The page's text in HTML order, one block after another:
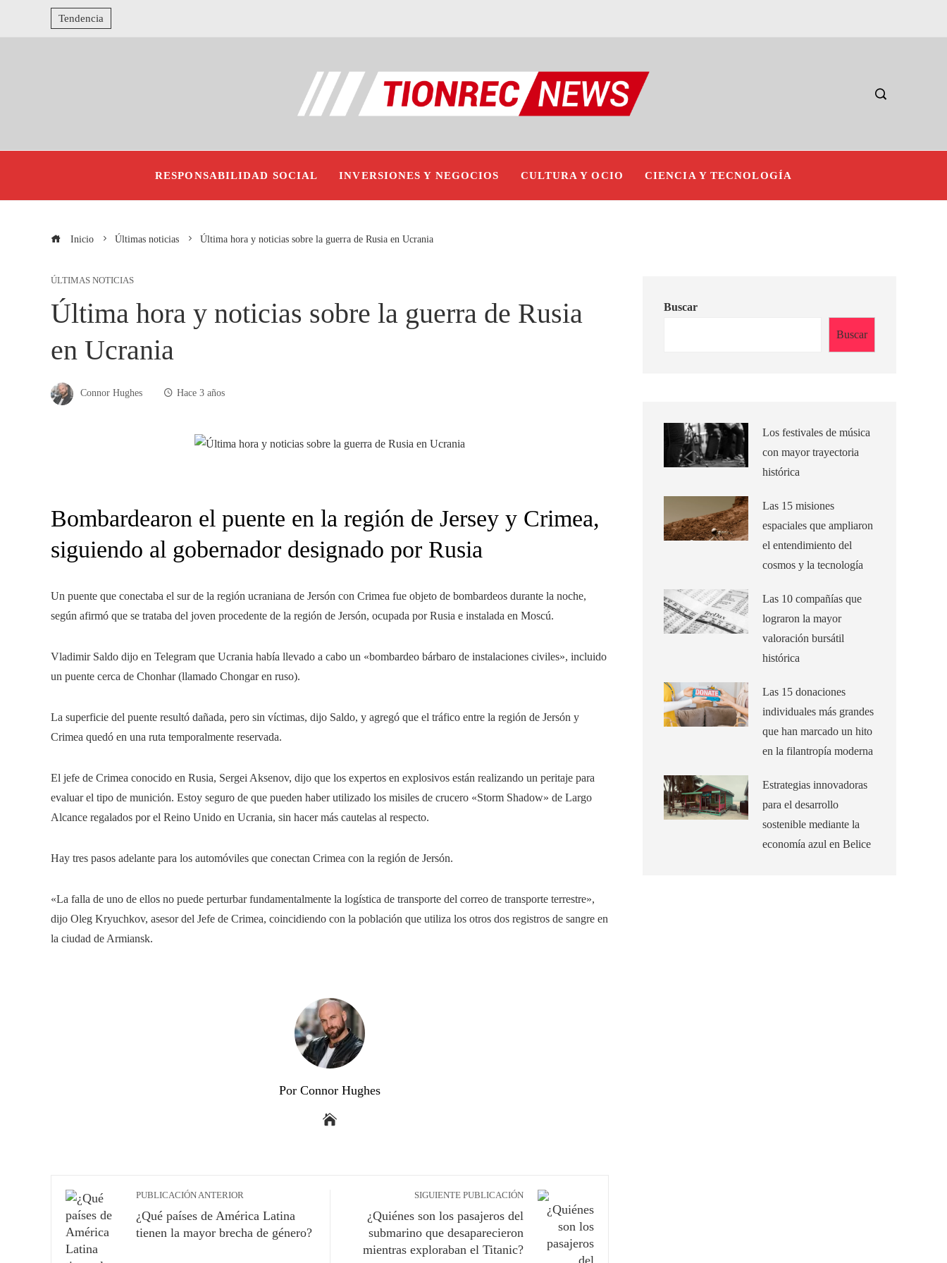
Tendencia
RESPONSABILIDAD SOCIAL INVERSIONES Y NEGOCIOS CULTURA Y OCIO CIENCIA Y TECNOLOGÍA
Inicio Últimas noticias Última hora y noticias sobre la guerra de Rusia en Ucrania
ÚLTIMAS NOTICIAS
Última hora y noticias sobre la guerra de Rusia
en Ucrania
Connor Hughes Hace 3 años
Bombardearon el puente en la región de Jersey y Crimea,
siguiendo al gobernador designado por Rusia
Un puente que conectaba el sur de la región ucraniana de Jersón con Crimea fue objeto de bombardeos durante la noche,
según afirmó que se trataba del joven procedente de la región de Jersón, ocupada por Rusia e instalada en Moscú.
Vladimir Saldo dijo en Telegram que Ucrania había llevado a cabo un «bombardeo bárbaro de instalaciones civiles», incluido
un puente cerca de Chonhar (llamado Chongar en ruso).
La superficie del puente resultó dañada, pero sin víctimas, dijo Saldo, y agregó que el tráfico entre la región de Jersón y
Crimea quedó en una ruta temporalmente reservada.
El jefe de Crimea conocido en Rusia, Sergei Aksenov, dijo que los expertos en explosivos están realizando un peritaje para
evaluar el tipo de munición. Estoy seguro de que pueden haber utilizado los misiles de crucero «Storm Shadow» de Largo
Alcance regalados por el Reino Unido en Ucrania, sin hacer más cautelas al respecto.
Hay tres pasos adelante para los automóviles que conectan Crimea con la región de Jersón.
«La falla de uno de ellos no puede perturbar fundamentalmente la logística de transporte del correo de transporte terrestre»,
dijo Oleg Kryuchkov, asesor del Jefe de Crimea, coincidiendo con la población que utiliza los otros dos registros de sangre en
la ciudad de Armiansk.
Por Connor Hughes
PUBLICACIÓN ANTERIOR
¿Qué países de América Latina
tienen la mayor brecha de género?
SIGUIENTE PUBLICACIÓN
¿Quiénes son los pasajeros del
submarino que desaparecieron
mientras exploraban el Titanic?
Buscar
Buscar
Los festivales de música
con mayor trayectoria
histórica
Las 15 misiones
espaciales que ampliaron
el entendimiento del
cosmos y la tecnología
Las 10 compañías que
lograron la mayor
valoración bursátil
histórica
Las 15 donaciones
individuales más grandes
que han marcado un hito
en la filantropía moderna
Estrategias innovadoras
para el desarrollo
sostenible mediante la
economía azul en Belice